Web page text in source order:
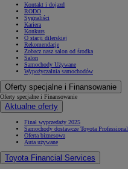
Kontakt i dojazd
RODO
Sygnaliści
Kariera
Konkurs
O stacji dilerskiej
Rekomendacje
Zobacz nasz salon od środka
Salon
Samochody Używane
Wypożyczalnia samochodów
Oferty specjalne i Finansowanie
Oferty specjalne i Finansowanie
Aktualne oferty
Finał wyprzedaży 2025
Samochody dostawcze Toyota Professional
Oferta biznesowa
Auta używane
Toyota Financial Services